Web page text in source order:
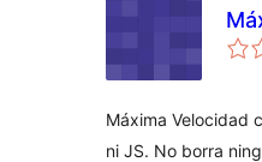
Máxima Velocidad
ni JS. No borra